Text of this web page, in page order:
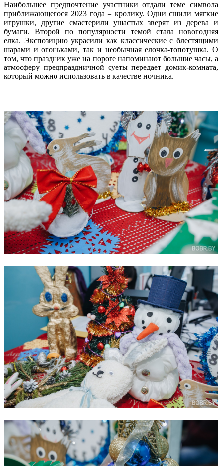
Наибольшее предпочтение участники отдали теме символа
приближающегося 2023 года – кролику. Одни сшили мягкие
игрушки, другие смастерили ушастых зверят из дерева и
бумаги. Второй по популярности темой стала новогодняя
елка. Экспозицию украсили как классические с блестящими
шарами и огоньками, так и необычная елочка-топотушка. О
том, что праздник уже на пороге напоминают большие часы, а
атмосферу предпраздничной суеты передает домик-комната,
который можно использовать в качестве ночника.